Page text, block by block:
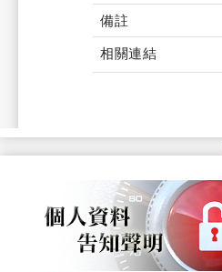
備註
相關連結